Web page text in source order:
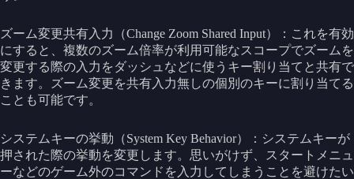
ズーム変更共有入力（Change Zoom Shared Input）：これを有効
にすると、複数のズーム倍率が利用可能なスコープでズームを
変更する際の入力をダッシュなどに使うキー割り当てと共有で
きます。ズーム変更を共有入力無しの個別のキーに割り当てる
ことも可能です。
システムキーの挙動（System Key Behavior）：システムキーが
押された際の挙動を変更します。思いがけず、スタートメニュ
ーなどのゲーム外のコマンドを入力してしまうことを避けたい